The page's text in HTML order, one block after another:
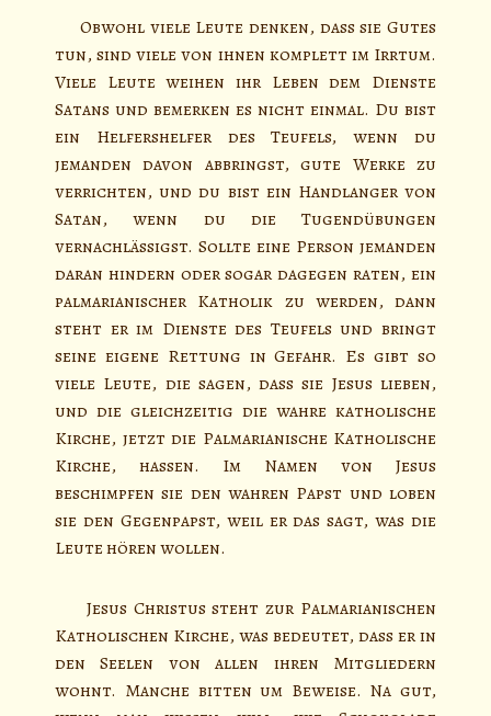
Obwohl viele Leute denken, dass sie Gutes
tun, sind viele von ihnen komplett im Irrtum.
Viele Leute weihen ihr Leben dem Dienste
Satans und bemerken es nicht einmal. Du bist
ein Helfershelfer des Teufels, wenn du
jemanden davon abbringst, gute Werke zu
verrichten, und du bist ein Handlanger von
Satan, wenn du die Tugendübungen
vernachlässigst. Sollte eine Person jemanden
daran hindern oder sogar dagegen raten, ein
palmarianischer Katholik zu werden, dann
steht er im Dienste des Teufels und bringt
seine eigene Rettung in Gefahr. Es gibt so
viele Leute, die sagen, dass sie Jesus lieben,
und die gleichzeitig die wahre katholische
Kirche, jetzt die Palmarianische Katholische
Kirche, hassen. Im Namen von Jesus
beschimpfen sie den wahren Papst und loben
sie den Gegenpapst, weil er das sagt, was die
Leute hören wollen.
Jesus Christus steht zur Palmarianischen
Katholischen Kirche, was bedeutet, dass er in
den Seelen von allen ihren Mitgliedern
wohnt. Manche bitten um Beweise. Na gut,